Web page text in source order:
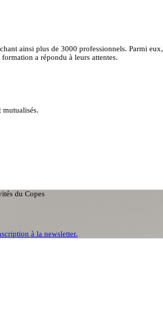
ainsi plus de 3000 professionnels. Parmi
a répondu à leurs attentes.
du Copes
à la newsletter.